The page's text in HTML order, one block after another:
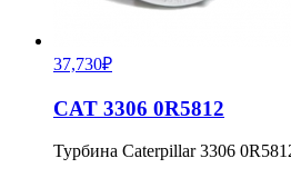
37,730₽
CAT 3306 0R5812
Турбина Caterpillar 3306